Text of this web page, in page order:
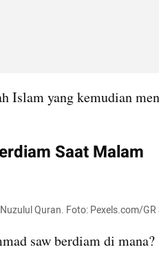
Islam yang kemudian
Saat Malam
Quran. Foto: Pexels.com/GR
saw berdiam di mana?